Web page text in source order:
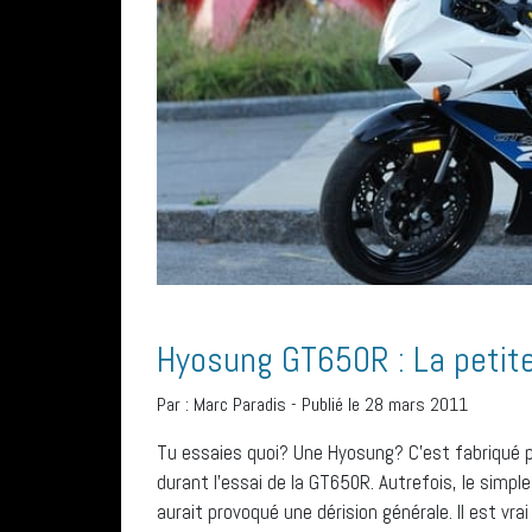
Hyosung GT650R : La
Par : Marc Paradis - Publié le 28 mars 2011
Tu essaies quoi? Une Hyosung? C’est
durant l’essai de la GT650R. Autrefois, le
aurait provoqué une dérision générale. Il est